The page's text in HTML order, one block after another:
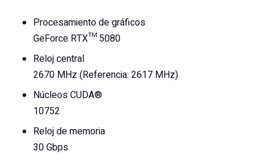
Procesamiento de gráficos
GeForce RTX™ 5080
Reloj central
2670 MHz (Referencia: 2617 MHz)
Núcleos CUDA®
10752
Reloj de memoria
30 Gbps